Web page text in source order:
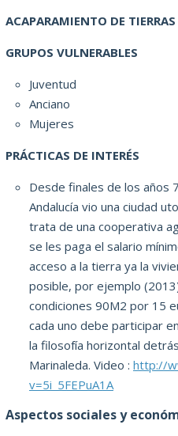
ACAPARAMIENTO DE TIERRAS
GRUPOS VULNERABLES
Juventud
Anciano
Mujeres
PRÁCTICAS DE INTERÉS
Desde finales de los años
Andalucía vio una ciudad
trata de una cooperativa
se les paga el salario
acceso a la tierra ya la
posible, por ejemplo
condiciones 90M2 por 15
cada uno debe participar
la filosofía horizontal
Marinaleda. Video : http://
v=5i_5FEPuA1A
Aspectos sociales y